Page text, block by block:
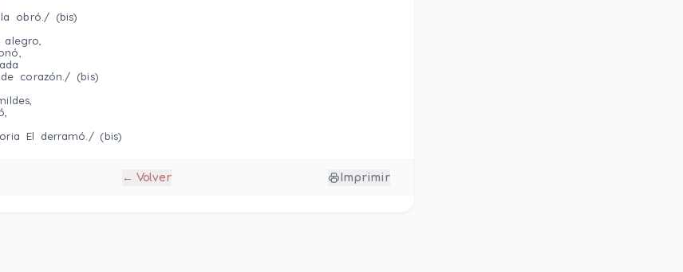
obró./ (bis)
corazón./ (bis)
El derramó./ (bis)
← Volver Imprimir